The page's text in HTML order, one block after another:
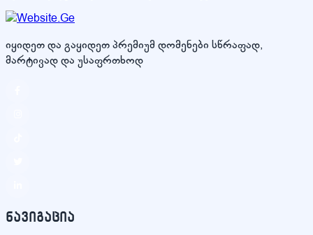
იყიდეთ და გაყიდეთ პრემიუმ დომენები სწრაფად,
მარტივად და უსაფრთხოდ
ნავიგაცია